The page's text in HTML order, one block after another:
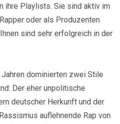
ihre Playlists. Sie sind aktiv im
oder als Produzenten
sind sehr erfolgreich in der
dominierten zwei Stile
Der eher unpolitische
deutscher Herkunft und der
auflehnende Rap von